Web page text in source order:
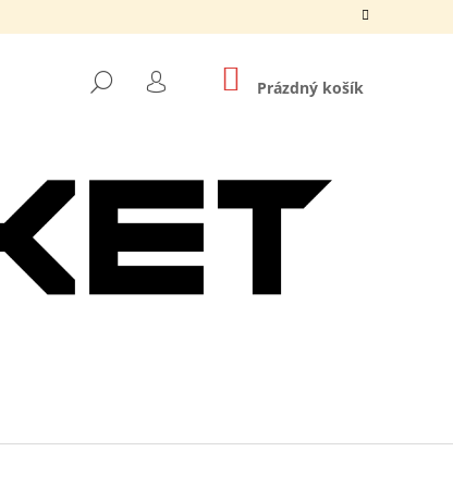
HLEDAT
PŘIHLÁŠENÍ
NÁKUPNÍ
KOŠÍK
Prázdný košík